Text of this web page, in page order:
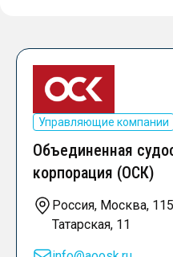
Управляющие компании
Объединенная
корпорация (ОСК)
Россия, Москва,
Татарская, 11